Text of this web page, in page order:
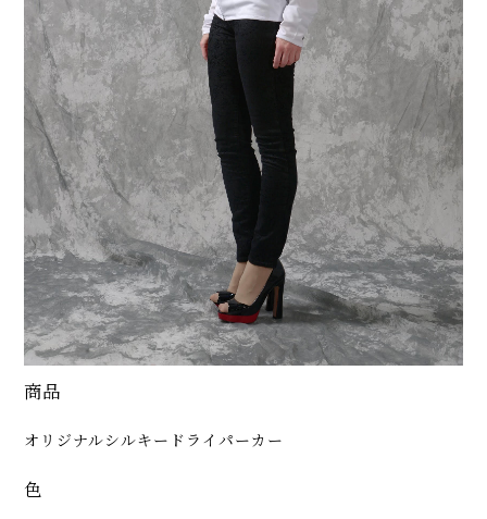
商品
オリジナルシルキードライパーカー
色